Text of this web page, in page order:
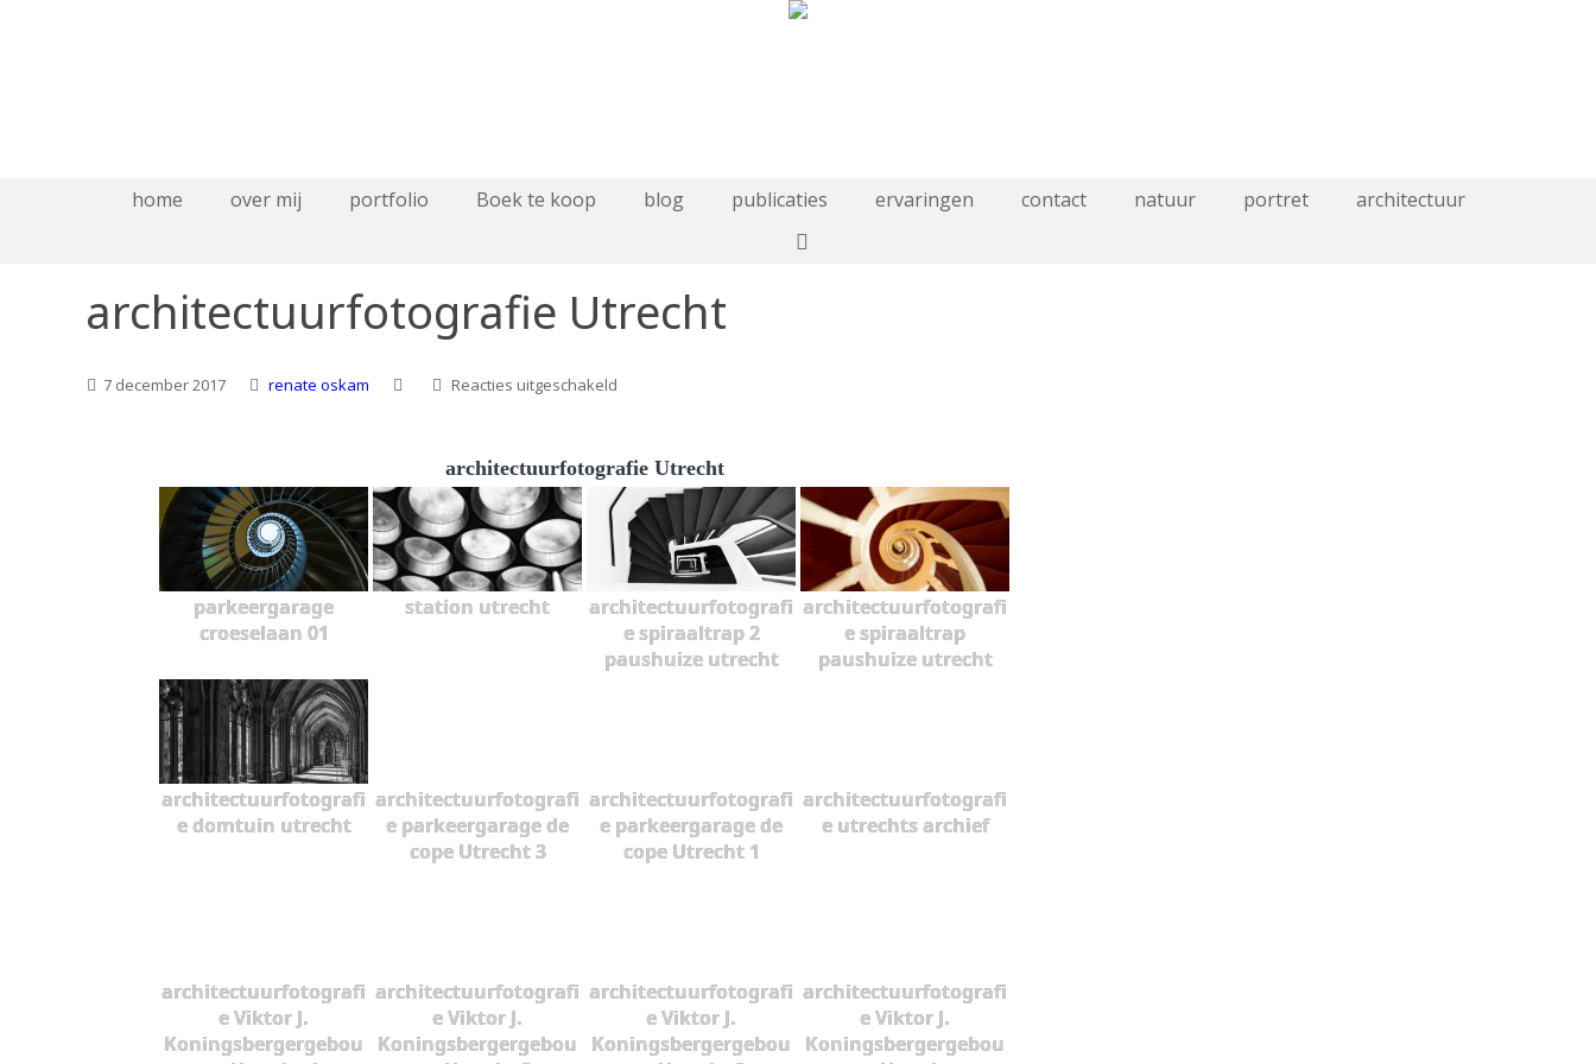
home over mij portfolio Boek te koop blog publicaties ervaringen contact natuur portret architectuur
architectuurfotografie Utrecht
7 december 2017 renate oskam Reacties uitgeschakeld
architectuurfotografie Utrecht
parkeergarage
croeselaan 01
station utrecht
architectuurfotografi
e spiraaltrap 2
paushuize utrecht
architectuurfotografi
e spiraaltrap
paushuize utrecht
architectuurfotografi
e domtuin utrecht
architectuurfotografi
e parkeergarage de
cope Utrecht 3
architectuurfotografi
e parkeergarage de
cope Utrecht 1
architectuurfotografi
e utrechts archief
architectuurfotografi
e Viktor J.
Koningsbergergebou
architectuurfotografi
e Viktor J.
Koningsbergergebou
architectuurfotografi
e Viktor J.
Koningsbergergebou
architectuurfotografi
e Viktor J.
Koningsbergergebou